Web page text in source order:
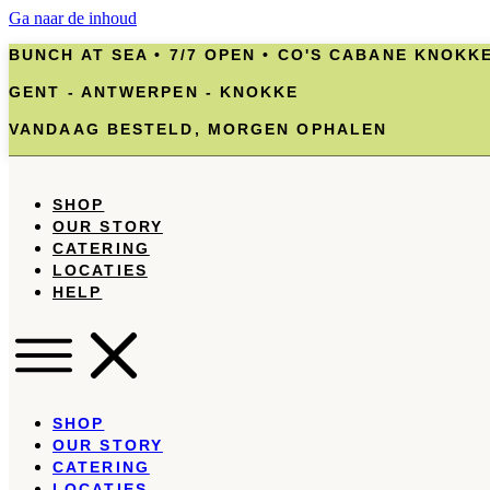
Ga naar de inhoud
BUNCH AT SEA • 7/7 OPEN • CO'S CABANE
GENT - ANTWERPEN - KNOKKE
VANDAAG BESTELD, MORGEN OPHALEN
SHOP
OUR STORY
CATERING
LOCATIES
HELP
SHOP
OUR STORY
CATERING